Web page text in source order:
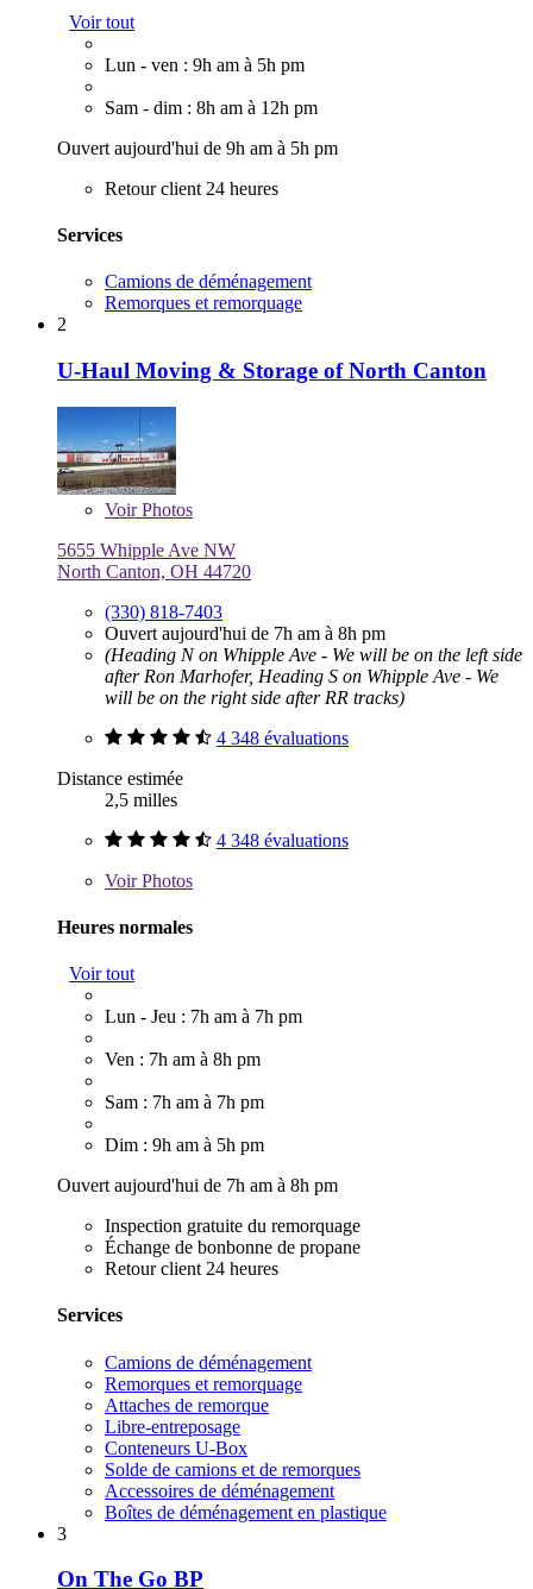
Voir tout
Lun - ven : 9h am à 5h pm
Sam - dim : 8h am à 12h pm
Ouvert aujourd'hui de 9h am à 5h pm
Retour client 24 heures
Services
Camions de déménagement
Remorques et remorquage
2
U-Haul Moving & Storage of North Canton
VoirPhotos
5655 Whipple Ave NW
North Canton, OH 44720
(330) 818-7403
Ouvert aujourd'hui de 7h am à 8h pm
(Heading N on Whipple Ave - We will be on the left side
after Ron Marhofer, Heading S on Whipple Ave - We
will be on the right side after RR tracks)
4 348 évaluations
Distance estimée
2,5 milles
4 348 évaluations
VoirPhotos
Heures normales
Voir tout
Lun - Jeu : 7h am à 7h pm
Ven : 7h am à 8h pm
Sam : 7h am à 7h pm
Dim : 9h am à 5h pm
Ouvert aujourd'hui de 7h am à 8h pm
Inspection gratuite du remorquage
Échange de bonbonne de propane
Retour client 24 heures
Services
Camions de déménagement
Remorques et remorquage
Attaches de remorque
Libre-entreposage
Conteneurs U-Box
Solde de camions et de remorques
Accessoires de déménagement
Boîtes de déménagement en plastique
3
On The Go BP